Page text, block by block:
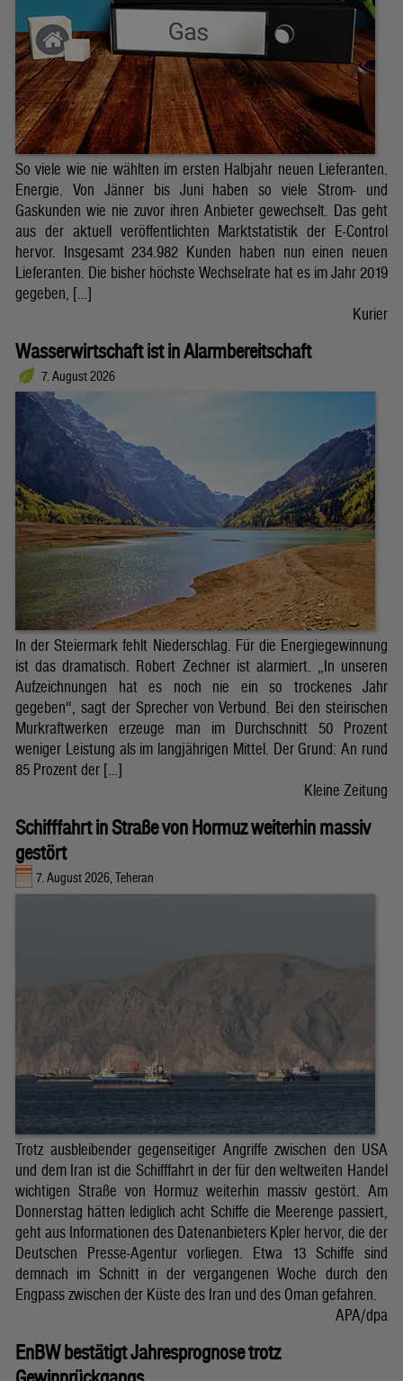
So viele wie nie wählten im ersten Halbjahr neuen Lieferanten.
Energie. Von Jänner bis Juni haben so viele Strom- und
Gaskunden wie nie zuvor ihren Anbieter gewechselt. Das geht
aus der aktuell veröffentlichten Marktstatistik der E-Control
hervor. Insgesamt 234.982 Kunden haben nun einen neuen
Lieferanten. Die bisher höchste Wechselrate hat es im Jahr 2019
gegeben, […]
Kurier
Wasserwirtschaft ist in Alarmbereitschaft
7. August 2026
In der Steiermark fehlt Niederschlag. Für die Energiegewinnung
ist das dramatisch. Robert Zechner ist alarmiert. „In unseren
Aufzeichnungen hat es noch nie ein so trockenes Jahr
gegeben“, sagt der Sprecher von Verbund. Bei den steirischen
Murkraftwerken erzeuge man im Durchschnitt 50 Prozent
weniger Leistung als im langjährigen Mittel. Der Grund: An rund
85 Prozent der […]
Kleine Zeitung
Schifffahrt in Straße von Hormuz weiterhin massiv
gestört
7. August 2026, Teheran
Trotz ausbleibender gegenseitiger Angriffe zwischen den USA
und dem Iran ist die Schifffahrt in der für den weltweiten Handel
wichtigen Straße von Hormuz weiterhin massiv gestört. Am
Donnerstag hätten lediglich acht Schiffe die Meerenge passiert,
geht aus Informationen des Datenanbieters Kpler hervor, die der
Deutschen Presse-Agentur vorliegen. Etwa 13 Schiffe sind
demnach im Schnitt in der vergangenen Woche durch den
Engpass zwischen der Küste des Iran und des Oman gefahren.
APA/dpa
EnBW bestätigt Jahresprognose trotz